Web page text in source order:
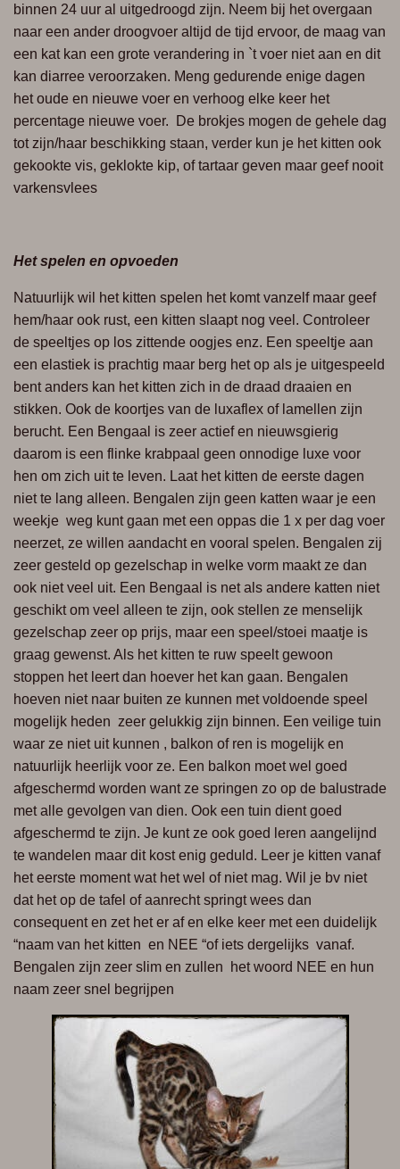
binnen 24 uur al uitgedroogd zijn. Neem bij hetovergaan
naar een ander droogvoer altijd de tijd ervoor, de maag van
een kat kan een grote verandering in `tvoer niet aan en dit
kan diarree veroorzaken. Meng gedurende enige dagen
het oude en nieuwe voer en verhoog elke keer het
percentage nieuwe voer. De brokjes mogen de gehele dag
tot zijn/haar beschikking staan, verder kun je het kitten ook
gekookte vis, geklokte kip, of tartaar geven maar geef nooit
varkensvlees
Het spelen en opvoeden
Natuurlijk wil het kitten spelen het komt vanzelf maar geef
hem/haar ook rust, een kitten slaapt nog veel. Controleer
de speeltjes op los zittende oogjes enz. Een speeltje aan
een elastiek is prachtig maar berg het op als je uitgespeeld
bent anders kan het kitten zich in de draad draaien en
stikken. Ook de koortjes van de luxaflex of lamellen zijn
berucht. Een Bengaal is zeer actief en nieuwsgierig
daarom is een flinke krabpaal geen onnodige luxe voor
hen om zich uit te leven. Laat het kitten de eerste dagen
niet te lang alleen. Bengalen zijn geen katten waar je een
weekje weg kunt gaan met een oppas die 1 x per dag voer
neerzet, ze willen aandacht en vooral spelen. Bengalen zij
zeer gesteld op gezelschap in welke vorm maaktze dan
ook niet veel uit. Een Bengaal is net als andere katten niet
geschikt om veel alleen te zijn, ook stellen ze menselijk
gezelschap zeer op prijs, maar een speel/stoei maatje is
graag gewenst. Als het kitten te ruw speelt gewoon
stoppen het leert dan hoever het kan gaan. Bengalen
hoeven niet naar buiten ze kunnen met voldoende speel
mogelijk heden zeer gelukkig zijn binnen. Een veilige tuin
waar ze niet uit kunnen , balkon of ren is mogelijk en
natuurlijk heerlijk voor ze. Een balkon moetwel goed
afgeschermd worden wantze springen zo op de balustrade
met alle gevolgen van dien. Ook een tuin dient goed
afgeschermd te zijn. Je kunt ze ook goed leren aangelijnd
te wandelen maar dit kost enig geduld. Leer je kitten vanaf
het eerste moment wat het wel of niet mag. Wil je bv niet
dat het op de tafel of aanrecht springt wees dan
consequent en zet het er af en elke keer met een duidelijk
“naam van het kitten en NEE “of iets dergelijks vanaf.
Bengalen zijn zeer slim en zullen hetwoord NEE en hun
naam zeer snel begrijpen